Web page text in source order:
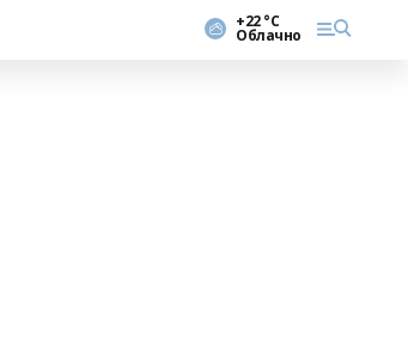
+22 °С
Облачно